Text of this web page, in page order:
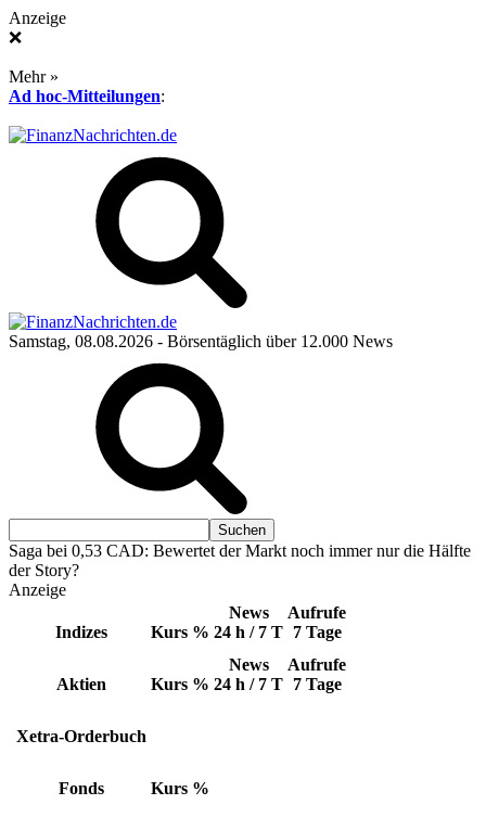
Anzeige
❌
Mehr »
Ad hoc-Mitteilungen:
Samstag, 08.08.2026 - Börsentäglich über 12.000 News
Saga bei 0,53 CAD: Bewertet der Markt noch immer nur die Hälfte
der Story?
Anzeige
Indizes Kurs %
News
24 h / 7 T
Aufrufe
7 Tage
Aktien Kurs %
News
24 h / 7 T
Aufrufe
7 Tage
Xetra-Orderbuch
Fonds Kurs %